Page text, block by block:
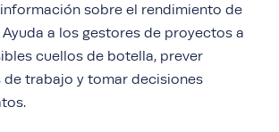
sobre el rendimiento de
a los gestores de proyectos a
cuellos de botella, prever
de trabajo y tomar decisiones